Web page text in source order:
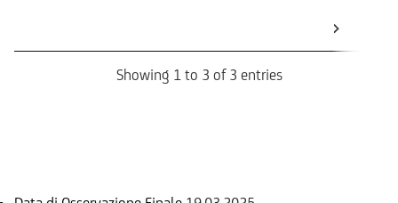
Showing 1 to 3 of 3 entries